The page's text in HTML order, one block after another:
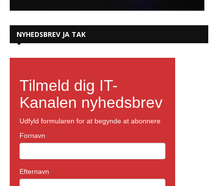
NYHEDSBREV JA TAK